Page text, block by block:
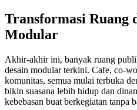
Transformasi Ruang
Modular
Akhir-akhir ini, banyak ruang
desain modular terkini. Cafe, co-
komunitas, semua mulai terbuka
bikin suasana lebih hidup dan
kebebasan buat berkegiatan tanpa